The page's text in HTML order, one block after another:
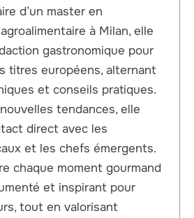
d’un master en
à Milan, elle
gastronomique pour
titres européens, alternant
et conseils pratiques.
tendances, elle
direct avec les
et les chefs émergents.
chaque moment gourmand
et inspirant pour
tout en valorisant